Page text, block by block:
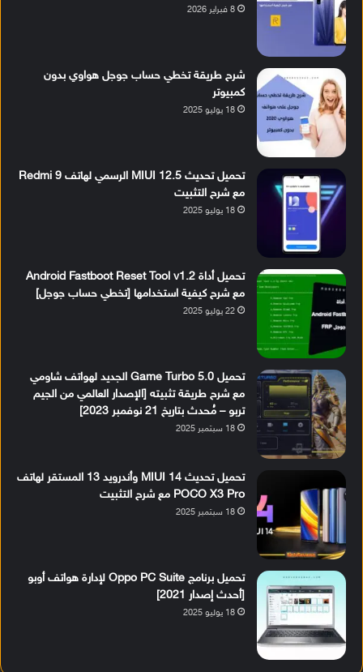
8 فبراير 2026
شرح طريقة تخطي حساب جوجل هواوي بدون
كمبيوتر
18 يوليو 2025
تحميل تحديث MIUI 12.5 الرسمي لهاتف Redmi 9
مع شرح التثبيت
18 يوليو 2025
تحميل أداة Android Fastboot Reset Tool v1.2
مع شرح كيفية استخدامها [تخطي حساب جوجل]
22 يوليو 2025
تحميل Game Turbo 5.0 الجديد لهواتف شاومي
مع شرح طريقة تثبيته [الإصدار العالمي من الجيم
تربو – مُحدث بتاريخ 21 نوفمبر 2023]
18 سبتمبر 2025
تحميل تحديث MIUI 14 وأندرويد 13 المستقر لهاتف
POCO X3 Pro مع شرح التثبيت
18 سبتمبر 2025
تحميل برنامج Oppo PC Suite لإدارة هواتف أوبو
[أحدث إصدار 2021]
18 يوليو 2025